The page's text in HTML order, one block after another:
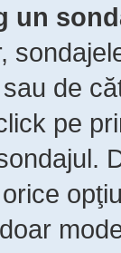
un
de
pe